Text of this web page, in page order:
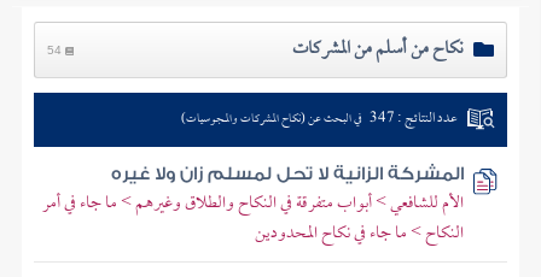
نكاح من أسلم من المشركات 54
عدد النتائج : 347 في البحث عن (نكاح المشركات والمجوسيات)
المشركة الزانية لا تحل لمسلم زان ولا غيره
الأم للشافعي > أبواب متفرقة في النكاح والطلاق وغيرهم > ما جاء في أمر
النكاح > ما جاء في نكاح المحدودين